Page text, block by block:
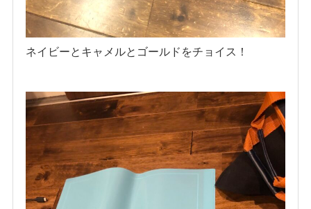
ネイビーとキャメルとゴールドをチョイス！